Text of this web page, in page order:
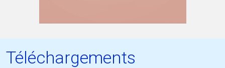
Téléchargements